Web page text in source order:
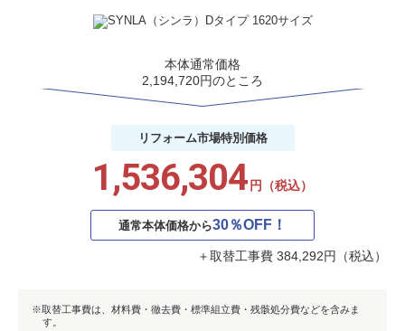
本体通常価格
2,194,720円のところ
リフォーム市場特別価格
1,536,304 円（税込）
通常本体価格から30％OFF！
＋取替工事費 384,292円（税込）
取替工事費は、材料費・徹去費・標準組立費・残骸処分費などを含みま
す。